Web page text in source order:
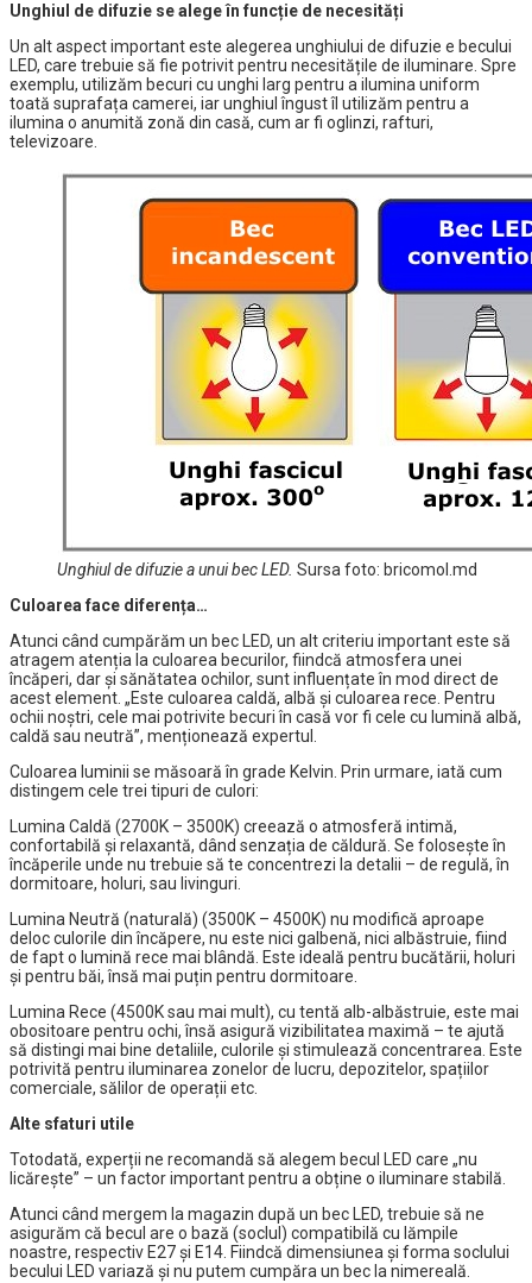
Unghiul de difuzie se alege în funcție de necesități
Un alt aspect important este alegerea unghiului de difuzie e becului
LED, care trebuie să fie potrivit pentru necesitățile de iluminare. Spre
exemplu, utilizăm becuri cu unghi larg pentru a ilumina uniform
toată suprafața camerei, iar unghiul îngust îl utilizăm pentru a
ilumina o anumită zonă din casă, cum ar fi oglinzi, rafturi,
televizoare.
Unghiul de difuzie a unui bec LED. Sursa foto: bricomol.md
Culoarea face diferența…
Atunci când cumpărăm un bec LED, un alt criteriu important este să
atragem atenția la culoarea becurilor, fiindcă atmosfera unei
încăperi, dar și sănătatea ochilor, sunt influențate în mod direct de
acest element. „Este culoarea caldă, albă și culoarea rece. Pentru
ochii noștri, cele mai potrivite becuri în casă vor fi cele cu lumină albă,
caldă sau neutră”, menționează expertul.
Culoarea luminii se măsoară în grade Kelvin. Prin urmare, iată cum
distingem cele trei tipuri de culori:
Lumina Caldă (2700K – 3500K) creează o atmosferă intimă,
confortabilă și relaxantă, dând senzația de căldură. Se folosește în
încăperile unde nu trebuie să te concentrezi la detalii – de regulă, în
dormitoare, holuri, sau livinguri.
Lumina Neutră (naturală) (3500K – 4500K) nu modifică aproape
deloc culorile din încăpere, nu este nici galbenă, nici albăstruie, fiind
de fapt o lumină rece mai blândă. Este ideală pentru bucătării, holuri
și pentru băi, însă mai puțin pentru dormitoare.
Lumina Rece (4500K sau mai mult), cu tentă alb-albăstruie, este mai
obositoare pentru ochi, însă asigură vizibilitatea maximă – te ajută
să distingi mai bine detaliile, culorile și stimulează concentrarea. Este
potrivită pentru iluminarea zonelor de lucru, depozitelor, spațiilor
comerciale, sălilor de operații etc.
Alte sfaturi utile
Totodată, experții ne recomandă să alegem becul LED care „nu
licărește” – un factor important pentru a obține o iluminare stabilă.
Atunci când mergem la magazin după un bec LED, trebuie să ne
asigurăm că becul are o bază (soclul) compatibilă cu lămpile
noastre, respectiv E27 și E14. Fiindcă dimensiunea și forma soclului
becului LED variază și nu putem cumpăra un bec la nimereală.